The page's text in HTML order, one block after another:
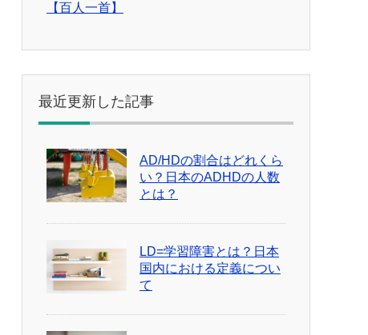
【百人一首】
最近更新した記事
AD/HDの割合はどれくら
い？日本のADHDの人数
とは？
LD=学習障害とは？日本
国内における定義につい
て